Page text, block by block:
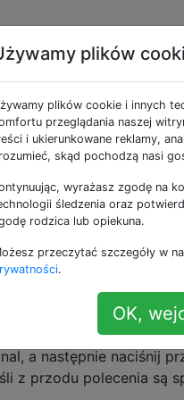
bash w
otwarty terminal.
teraz, że
rzeczy, inni
terminala
każdego terminala (np.
a następnie naciśnij
z przodu polecenia są
plików
plików cookie i innych
przeglądania naszej
i ukierunkowane reklamy,
skąd pochodzą nasi
wyrażasz zgodę na
śledzenia oraz
rodzica lub opiekuna.
przeczytać szczegóły w
.
OK,